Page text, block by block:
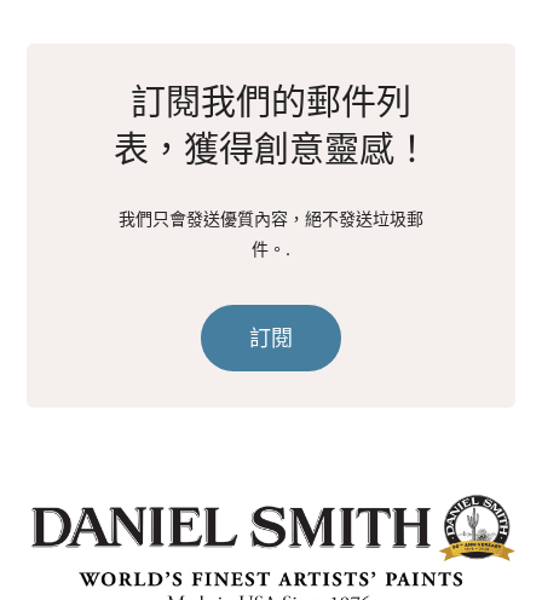
訂閱我們的郵件列
表，獲得創意靈感！
我們只會發送優質內容，絕不發送垃圾郵
件。.
訂閱